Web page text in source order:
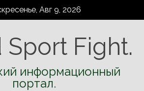
Авг 9, 2026
Fight.
информационный
портал.